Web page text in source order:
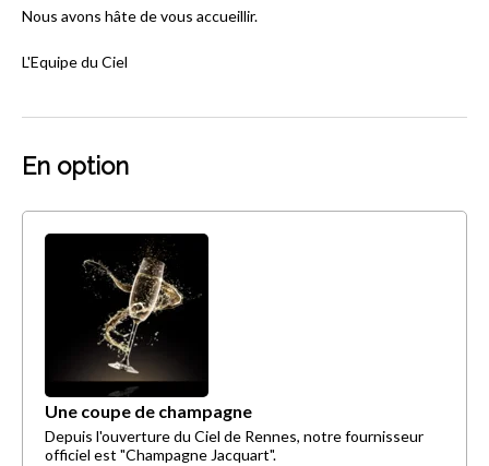
Nous avons hâte de vous accueillir.
L'Equipe du Ciel
En option
Une coupe de champagne
Depuis l'ouverture du Ciel de Rennes, notre fournisseur
officiel est "Champagne Jacquart".